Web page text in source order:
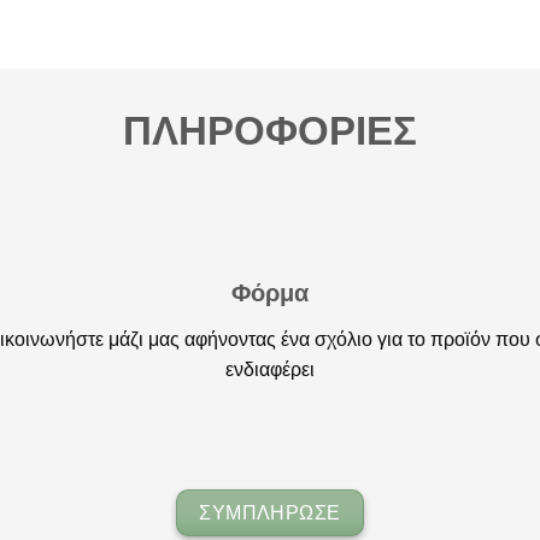
ΠΛΗΡΟΦΟΡΙΕΣ
Φόρμα
μάζι μας αφήνοντας ένα σχόλιο για το προϊόν που
ενδιαφέρει
ΣΥΜΠΛΗΡΩΣΕ